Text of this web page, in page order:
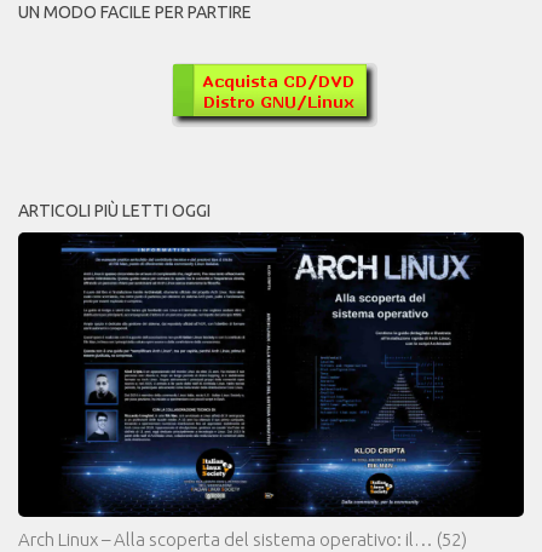
UN MODO FACILE PER PARTIRE
ARTICOLI PIÙ LETTI OGGI
Arch Linux – Alla scoperta del sistema operativo: il… (52)